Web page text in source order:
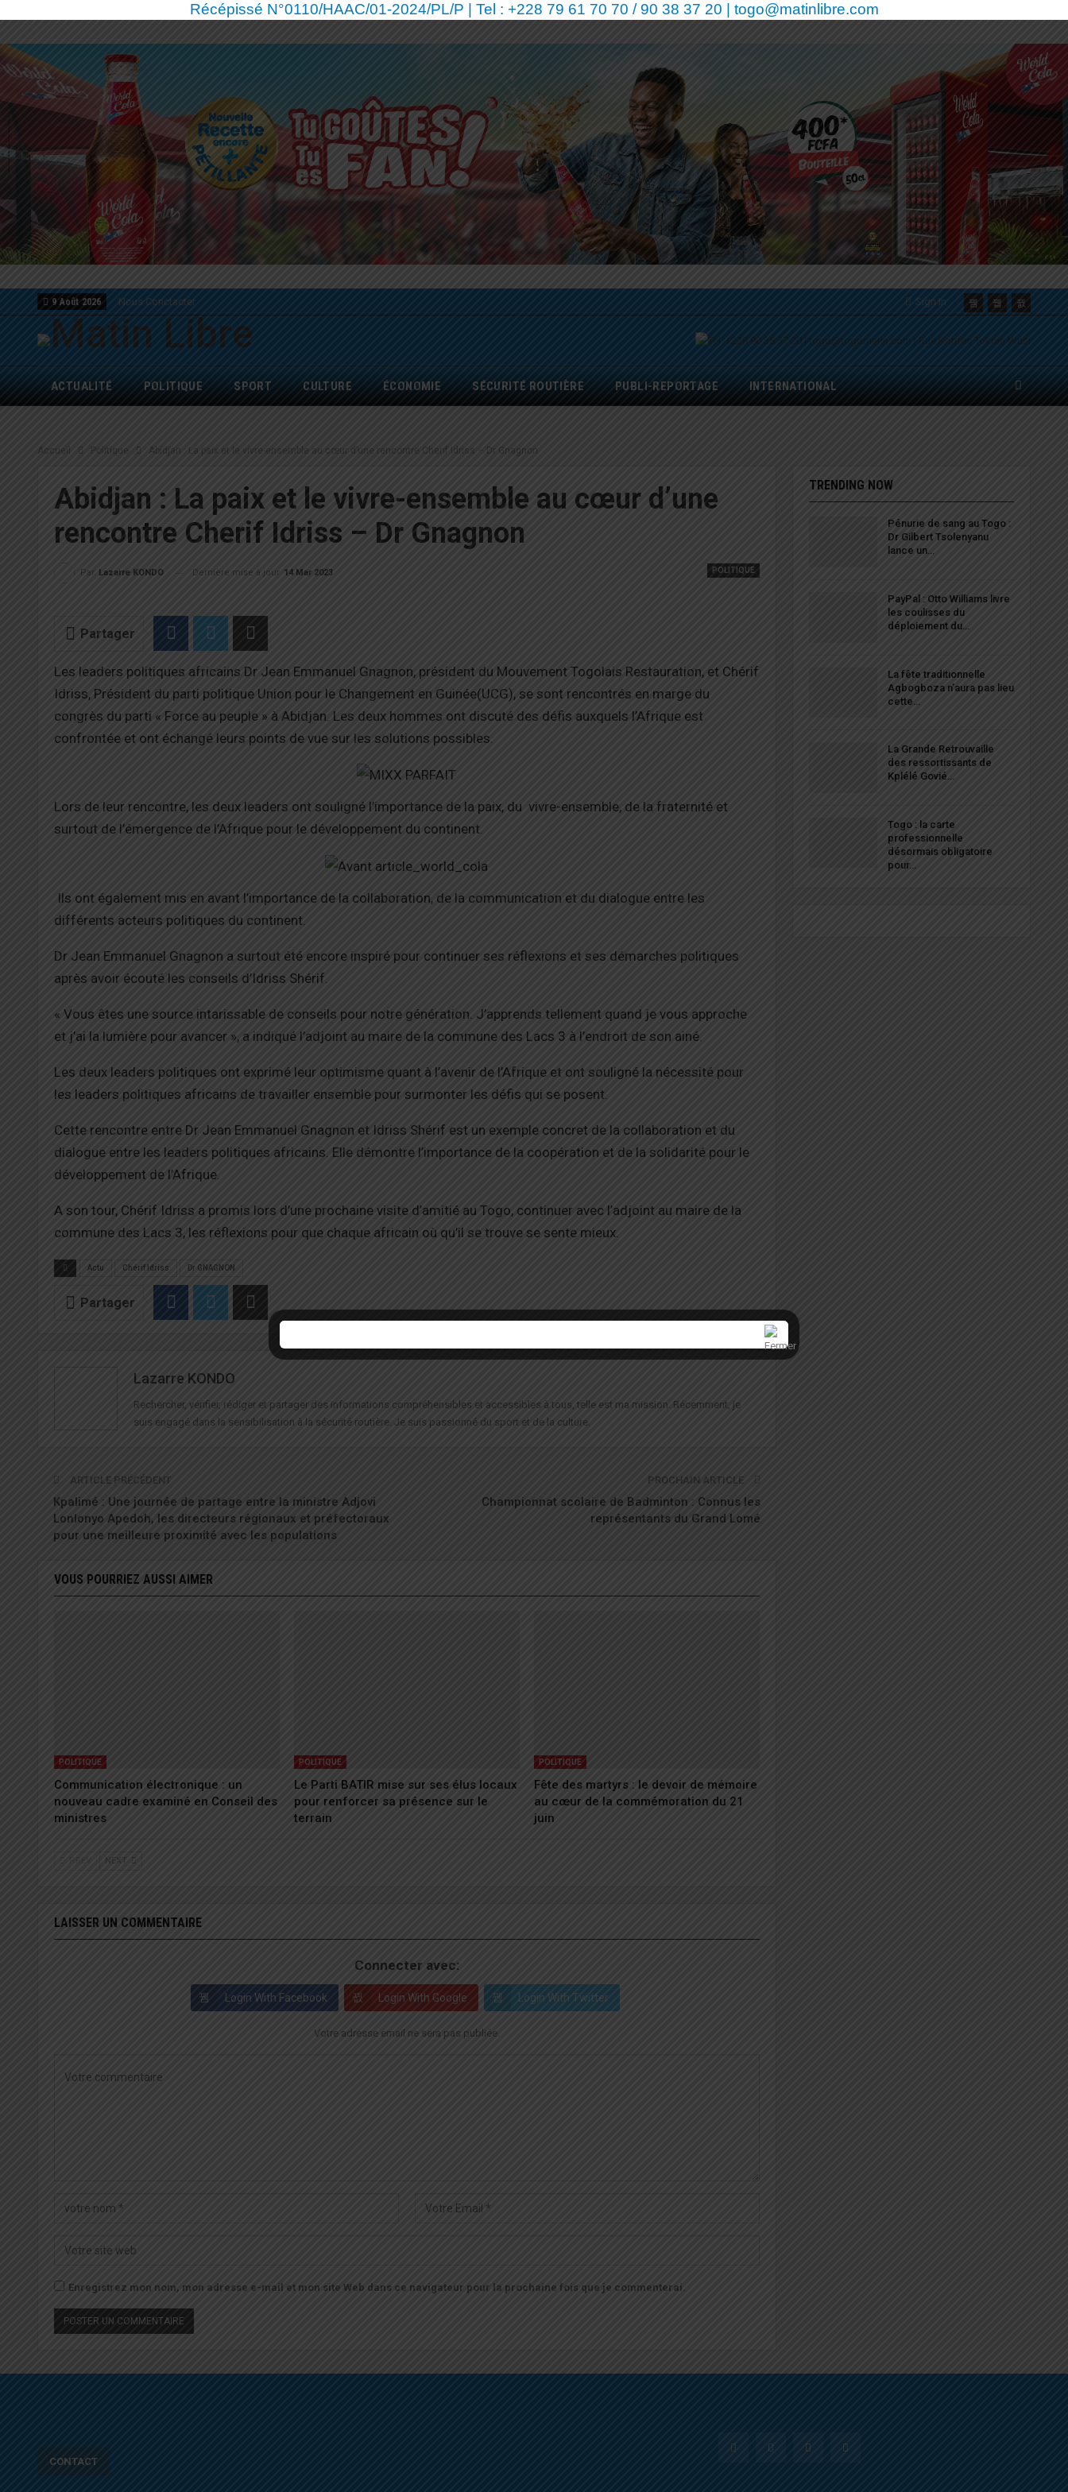
Récépissé N°0110/HAAC/01-2024/PL/P | Tel : +228 79 61 70 70 / 90 38 37 20 | togo@matinlibre.com
Sign In
9 Août 2026 Nous Conctacter
ACTUALITÉ POLITIQUE SPORT CULTURE ÉCONOMIE SÉCURITÉ ROUTIÈRE PUBLI-REPORTAGE INTERNATIONAL
Accueil Politique Abidjan : La paix et le vivre-ensemble au cœur d’une rencontre Cherif Idriss – Dr Gnagnon
Abidjan : La paix et le vivre-ensemble au cœur d’une
rencontre Cherif Idriss – Dr Gnagnon
POLITIQUE
Par Lazarre KONDO Dernière mise à jour 14 Mar 2023
Partager
Les leaders politiques africains Dr Jean Emmanuel Gnagnon, président du Mouvement Togolais Restauration, et Chérif
Idriss, Président du parti politique Union pour le Changement en Guinée(UCG), se sont rencontrés en marge du
congrès du parti « Force au peuple » à Abidjan. Les deux hommes ont discuté des défis auxquels l’Afrique est
confrontée et ont échangé leurs points de vue sur les solutions possibles.
Lors de leur rencontre, les deux leaders ont souligné l’importance de la paix, du vivre-ensemble, de la fraternité et
surtout de l’émergence de l’Afrique pour le développement du continent.
Ils ont également mis en avant l’importance de la collaboration, de la communication et du dialogue entre les
différents acteurs politiques du continent.
Dr Jean Emmanuel Gnagnon a surtout été encore inspiré pour continuer ses réflexions et ses démarches politiques
après avoir écouté les conseils d’Idriss Shérif.
« Vous êtes une source intarissable de conseils pour notre génération. J’apprends tellement quand je vous approche
et j’ai la lumière pour avancer », a indiqué l’adjoint au maire de la commune des Lacs 3 à l’endroit de son ainé.
Les deux leaders politiques ont exprimé leur optimisme quant à l’avenir de l’Afrique et ont souligné la nécessité pour
les leaders politiques africains de travailler ensemble pour surmonter les défis qui se posent.
Cette rencontre entre Dr Jean Emmanuel Gnagnon et Idriss Shérif est un exemple concret de la collaboration et du
dialogue entre les leaders politiques africains. Elle démontre l’importance de la coopération et de la solidarité pour le
développement de l’Afrique.
A son tour, Chérif Idriss a promis lors d’une prochaine visite d’amitié au Togo, continuer avec l’adjoint au maire de la
commune des Lacs 3, les réflexions pour que chaque africain où qu’il se trouve se sente mieux.
Actu Chérif Idriss Dr GNAGNON
Partager
Lazarre KONDO
Rechercher, vérifier, rédiger et partager des informations compréhensibles et accessibles à tous, telle est ma mission. Récemment, je
suis engagé dans la sensibilisation à la sécurité routière. Je suis passionné du sport et de la culture.
ARTICLE PRÉCÉDENT
Kpalimé : Une journée de partage entre la ministre Adjovi
Lonlonyo Apedoh, les directeurs régionaux et préfectoraux
pour une meilleure proximité avec les populations
PROCHAIN ARTICLE
Championnat scolaire de Badminton : Connus les
représentants du Grand Lomé
VOUS POURRIEZ AUSSI AIMER
POLITIQUE
Communication électronique : un
nouveau cadre examiné en Conseil des
ministres
POLITIQUE
Le Parti BATIR mise sur ses élus locaux
pour renforcer sa présence sur le
terrain
POLITIQUE
Fête des martyrs : le devoir de mémoire
au cœur de la commémoration du 21
juin
NEXT
LAISSER UN COMMENTAIRE
Connecter avec:
Login With Facebook Login With Google Login With Twitter
Votre adresse email ne sera pas publiée.
Enregistrez mon nom, mon adresse e-mail et mon site Web dans ce navigateur pour la prochaine fois que je commenterai.
TRENDING NOW
Pénurie de sang au Togo :
Dr Gilbert Tsolenyanu
lance un…
PayPal : Otto Williams livre
les coulisses du
déploiement du…
La fête traditionnelle
Agbogboza n’aura pas lieu
cette…
La Grande Retrouvaille
des ressortissants de
Kplélé Govié…
Togo : la carte
professionnelle
désormais obligatoire
pour…
CONTACT